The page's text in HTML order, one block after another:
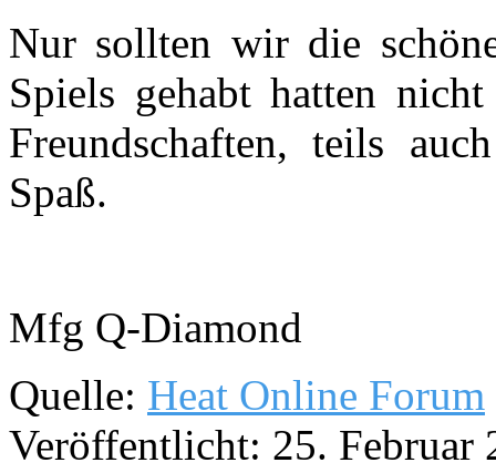
Nur sollten wir die
Spiels gehabt hatten
Freundschaften, teils
Spaß.
Mfg Q-Diamond
Quelle: Heat Online Forum
Veröffentlicht: 25. Februar